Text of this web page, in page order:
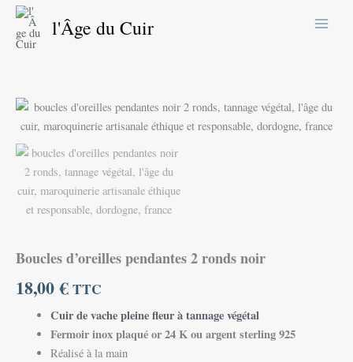
Aller
contenu
l'Âge du Cuir
Boucles d’oreilles pendantes 2 ronds noir
18,00€TTC
Cuir de vache pleine fleur à tannage végétal
Fermoir inox plaqué or 24 K ou argent sterling 925
Réalisé à la main
quantité
Boucles
d'oreilles
pendantes
ronds
noir